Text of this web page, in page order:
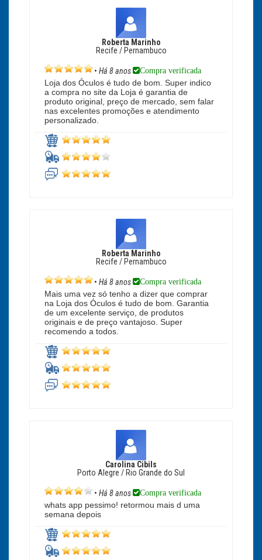
Roberta Marinho
Recife / Pernambuco
• Há 8 anos Compra verificada
Loja dos Óculos é tudo de bom. Super indico
a compra no site da Loja é garantia de
produto original, preço de mercado, sem falar
nas excelentes promoções e atendimento
personalizado.
Roberta Marinho
Recife / Pernambuco
• Há 8 anos Compra verificada
Mais uma vez só tenho a dizer que comprar
na Loja dos Óculos é tudo de bom. Garantia
de um excelente serviço, de produtos
originais e de preço vantajoso. Super
recomendo a todos.
Carolina Cibils
Porto Alegre / Rio Grande do Sul
• Há 8 anos Compra verificada
whats app pessimo! retormou mais d uma
semana depois